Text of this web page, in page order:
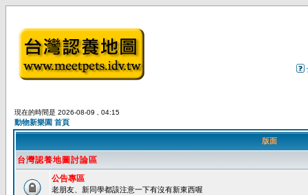
現在的時間是 2026-08-09 , 04:15
動物新樂園 首頁
版面
台灣認養地圖討論區
公告專區
老朋友、新同學都該注意一下有沒有新東西喔